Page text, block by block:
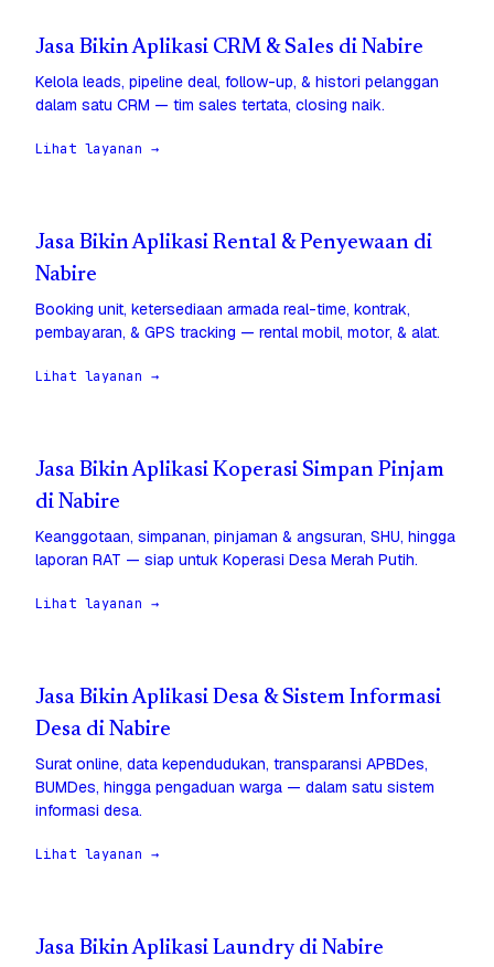
Jasa Bikin Aplikasi CRM & Sales di Nabire
Kelola leads, pipeline deal, follow-up, & histori pelanggan
dalam satu CRM — tim sales tertata, closing naik.
Lihat layanan →
Jasa Bikin Aplikasi Rental & Penyewaan di
Nabire
Booking unit, ketersediaan armada real-time, kontrak,
pembayaran, & GPS tracking — rental mobil, motor, & alat.
Lihat layanan →
Jasa Bikin Aplikasi Koperasi Simpan Pinjam
di Nabire
Keanggotaan, simpanan, pinjaman & angsuran, SHU, hingga
laporan RAT — siap untuk Koperasi Desa Merah Putih.
Lihat layanan →
Jasa Bikin Aplikasi Desa & Sistem Informasi
Desa di Nabire
Surat online, data kependudukan, transparansi APBDes,
BUMDes, hingga pengaduan warga — dalam satu sistem
informasi desa.
Lihat layanan →
Jasa Bikin Aplikasi Laundry di Nabire